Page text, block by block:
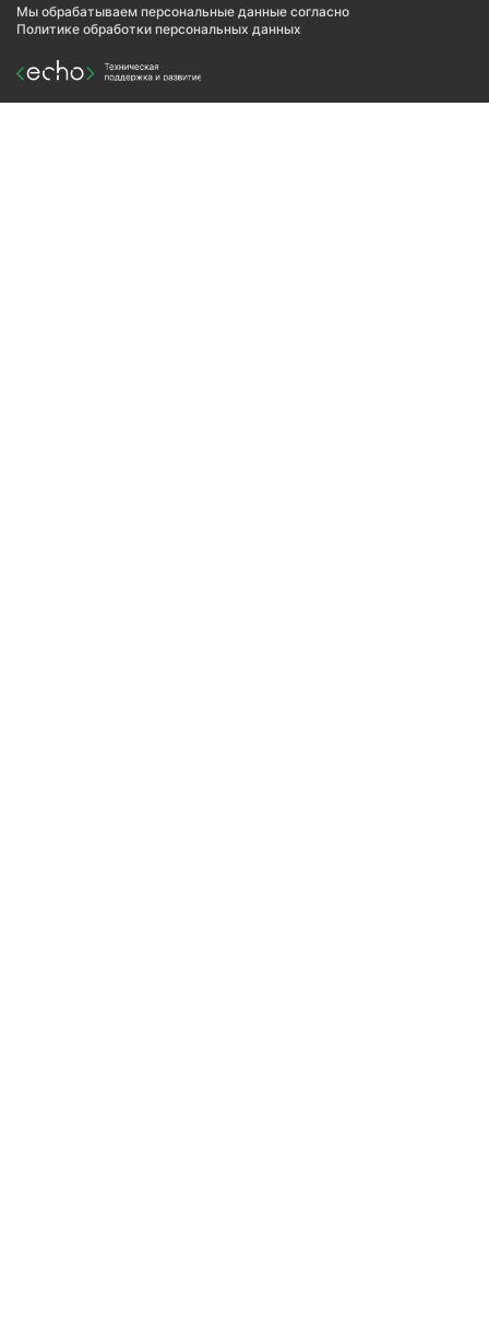
Мы обрабатываем персональные данные согласно
Политике обработки персональных данных